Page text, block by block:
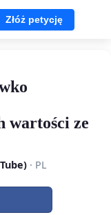
Złóż petycję
wartości ze
· PL